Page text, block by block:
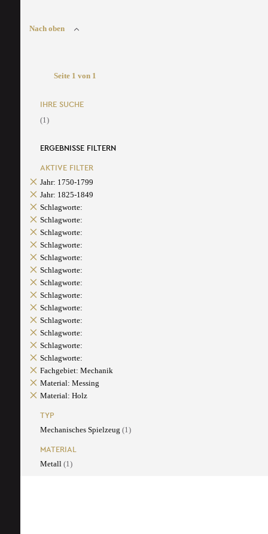
Nach oben
Seite 1 von 1
IHRE SUCHE
(1)
ERGEBNISSE FILTERN
AKTIVE FILTER
Jahr: 1750-1799
Jahr: 1825-1849
Schlagworte:
Schlagworte:
Schlagworte:
Schlagworte:
Schlagworte:
Schlagworte:
Schlagworte:
Schlagworte:
Schlagworte:
Schlagworte:
Schlagworte:
Schlagworte:
Schlagworte:
Fachgebiet: Mechanik
Material: Messing
Material: Holz
TYP
Mechanisches Spielzeug (1)
MATERIAL
Metall (1)